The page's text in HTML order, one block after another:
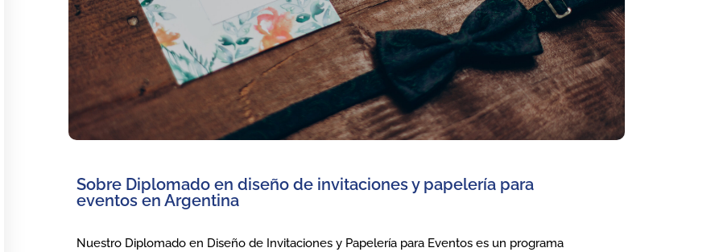
Sobre Diplomado en diseño de invitaciones y papelería para
eventos en Argentina
Nuestro Diplomado en Diseño de Invitaciones y Papelería para Eventos es un programa